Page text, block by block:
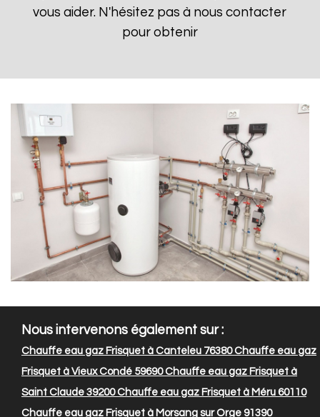
vous aider. N'hésitez pas à nous contacter
pour obtenir
Nous intervenons également sur :
Chauffe eau gaz Frisquet à Canteleu 76380Chauffe eau gaz
Frisquet à Vieux Condé 59690Chauffe eau gaz Frisquet à
Saint Claude 39200Chauffe eau gaz Frisquet à Méru 60110
Chauffe eau gaz Frisquet à Morsang sur Orge 91390